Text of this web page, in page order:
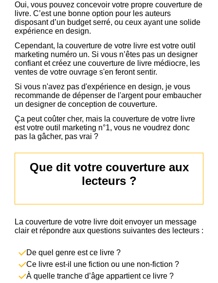
Oui, vous pouvez concevoir votre propre couverture de
livre. C’est une bonne option pour les auteurs
disposant d’un budget serré, ou ceux ayant une solide
expérience en design.
Cependant, la couverture de votre livre est votre outil
marketing numéro un. Si vous n’êtes pas un designer
confiant et créez une couverture de livre médiocre, les
ventes de votre ouvrage s'en feront sentir.
Si vous n'avez pas d'expérience en design, je vous
recommande de dépenser de l'argent pour embaucher
un designer de conception de couverture.
Ça peut coûter cher, mais la couverture de votre livre
est votre outil marketing n°1, vous ne voudrez donc
pas la gâcher, pas vrai ?
Que dit votre couverture aux
lecteurs ?
La couverture de votre livre doit envoyer un message
clair et répondre aux questions suivantes des lecteurs :
De quel genre est ce livre ?
Ce livre est-il une fiction ou une non-fiction ?
À quelle tranche d’âge appartient ce livre ?